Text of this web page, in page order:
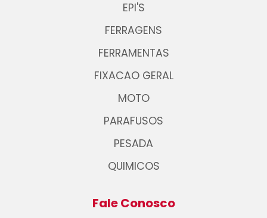
EPI'S
FERRAGENS
FERRAMENTAS
FIXACAO GERAL
MOTO
PARAFUSOS
PESADA
QUIMICOS
Fale Conosco